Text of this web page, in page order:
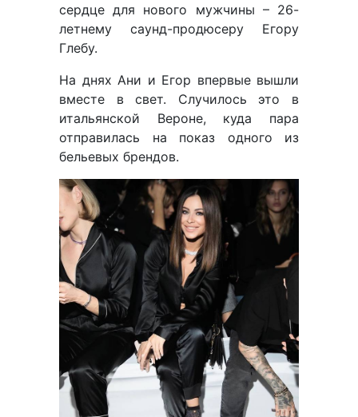
сердце для нового мужчины – 26-
летнему саунд-продюсеру Егору
Глебу.
На днях Ани и Егор впервые вышли
вместе в свет. Случилось это в
итальянской Вероне, куда пара
отправилась на показ одного из
бельевых брендов.